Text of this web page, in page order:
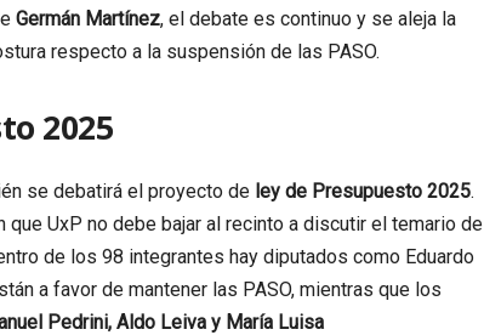
Germán Martínez, el debate es continuo y se aleja la
respecto a la suspensión de las PASO.
2025
se debatirá el proyecto de ley de Presupuesto 2025.
UxP no debe bajar al recinto a discutir el temario de
de los 98 integrantes hay diputados como Eduardo
a favor de mantener las PASO, mientras que los
Pedrini, Aldo Leiva y María Luisa